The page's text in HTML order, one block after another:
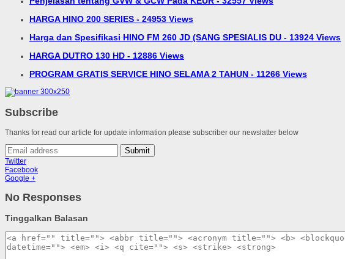
HARGA HINO 200 SERIES - 24953 Views
Harga dan Spesifikasi HINO FM 260 JD (SANG SPESIALIS DU - 13924 Views
HARGA DUTRO 130 HD - 12886 Views
PROGRAM GRATIS SERVICE HINO SELAMA 2 TAHUN - 11266 Views
Subscribe
Thanks for read our article for update information please subscriber our newslatter below
Submit
Twitter
Facebook
Google +
No Responses
Tinggalkan Balasan